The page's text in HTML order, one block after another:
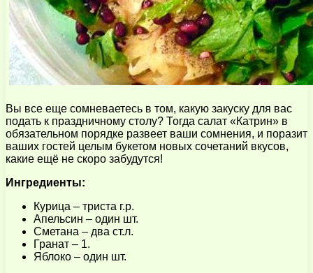
Вы все еще сомневаетесь в том, какую закуску для вас
подать к праздничному столу? Тогда салат «Катрин» в
обязательном порядке развеет ваши сомнения, и поразит
ваших гостей целым букетом новых сочетаний вкусов,
какие ещё не скоро забудутся!
Ингредиенты:
Курица – триста г.р.
Апельсин – один шт.
Сметана – два ст.л.
Гранат – 1.
Яблоко – один шт.